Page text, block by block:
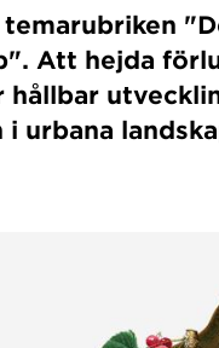
temarubriken
Att hejda
urbana